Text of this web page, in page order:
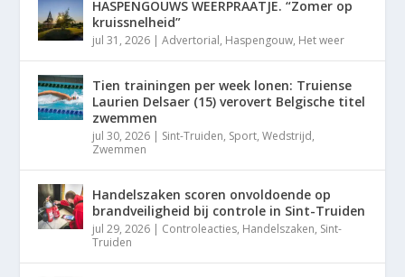
HASPENGOUWS WEERPRAATJE. “Zomer op
kruissnelheid”
jul 31, 2026 |Advertorial, Haspengouw, Het weer
Tien trainingen per week lonen: Truiense
Laurien Delsaer (15) verovert Belgische titel
zwemmen
jul 30, 2026 | Sint-Truiden, Sport,Wedstrijd,
Zwemmen
Handelszaken scoren onvoldoende op
brandveiligheid bij controle in Sint-Truiden
jul 29, 2026 | Controleacties, Handelszaken, Sint-
Truiden